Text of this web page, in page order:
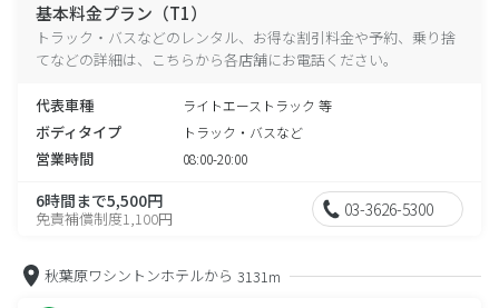
基本料金プラン（T1）
トラック・バスなどのレンタル、お得な割引料金や予約、乗り捨
てなどの詳細は、こちらから各店舗にお電話ください。
代表車種 ライトエーストラック 等
ボディタイプ トラック・バスなど
営業時間 08:00-20:00
6時間まで5,500円
免責補償制度1,100円 03-3626-5300
秋葉原ワシントンホテルから 3131m